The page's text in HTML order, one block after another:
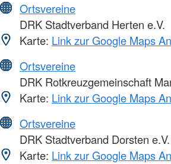
Ortsvereine
DRK Stadtverband Herten e.V.
Karte: Link zur Google Maps
Ortsvereine
DRK Rotkreuzgemeinschaft
Karte: Link zur Google Maps
Ortsvereine
DRK Stadtverband Dorsten e.V.
Karte: Link zur Google Maps